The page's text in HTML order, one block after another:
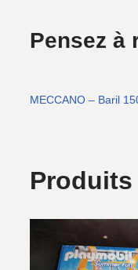
Pensez à
MECCANO – Baril